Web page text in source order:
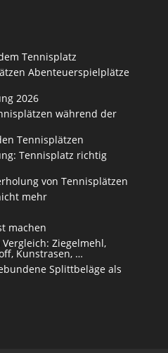
Tennisplatz
Abenteuerspielplätze
2026
während der
Tennisplätzen
Tennisplatz richtig
von Tennisplätzen
mehr
machen
Ziegelmehl,
Kunstrasen, …
Splittbeläge als